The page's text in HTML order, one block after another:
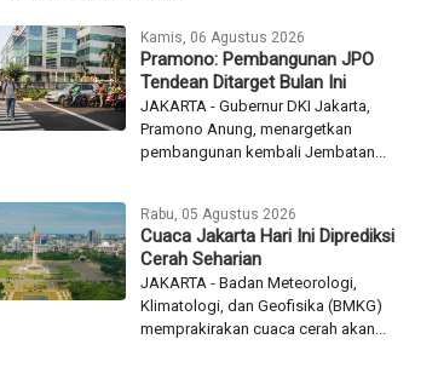
Kamis, 06 Agustus 2026
Pramono: Pembangunan JPO
Tendean Ditarget Bulan Ini
JAKARTA - Gubernur DKI Jakarta,
Pramono Anung, menargetkan
pembangunan kembali Jembatan...
Rabu, 05 Agustus 2026
Cuaca Jakarta Hari Ini Diprediksi
Cerah Seharian
JAKARTA - Badan Meteorologi,
Klimatologi, dan Geofisika (BMKG)
memprakirakan cuaca cerah akan...